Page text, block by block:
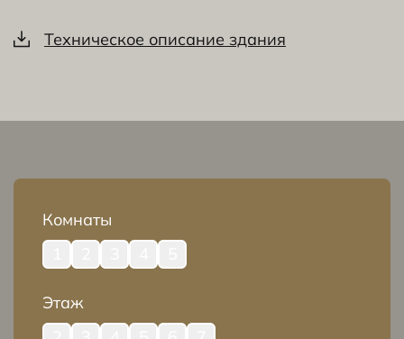
Техническое описание здания
Комнаты
Этаж